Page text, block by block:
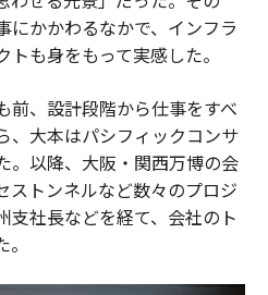
にかかわるなかで、インフラ
も身をもって実感した。
前、設計段階から仕事をすべ
、大本はパシフィックコンサ
。以降、大阪・関西万博の会
ストンネルなど数々のプロジ
支社長などを経て、会社のト